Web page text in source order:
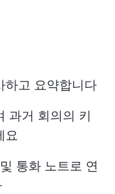
하고 요약합니다
과거 회의의 키
요
통화 노트로 연